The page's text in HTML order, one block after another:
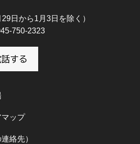
日から1月3日を除く）
750-2323
ップ
絡先）